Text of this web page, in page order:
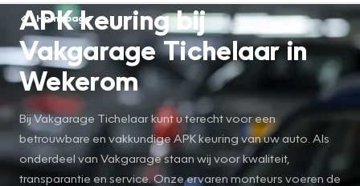
Homepage
APK keuring bij
Vakgarage Tichelaar in
Wekerom
Bij Vakgarage Tichelaar kunt u terecht voor een
betrouwbare en vakkundige APK keuring van uw auto. Als
onderdeel van Vakgarage staan wij voor kwaliteit,
transparantie en service. Onze ervaren monteurs voeren de